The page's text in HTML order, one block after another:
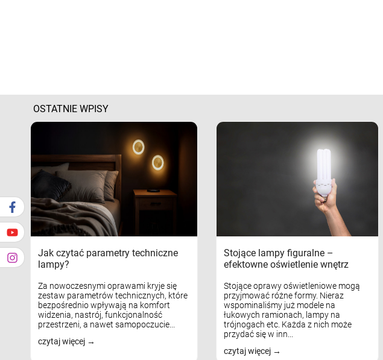
OSTATNIE WPISY
Jak czytać parametry techniczne
lampy?
Za nowoczesnymi oprawami kryje się
zestaw parametrów technicznych, które
bezpośrednio wpływają na komfort
widzenia, nastrój, funkcjonalność
przestrzeni, a nawet samopoczucie...
czytaj więcej
Stojące lampy figuralne –
efektowne oświetlenie wnętrz
Stojące oprawy oświetleniowe mogą
przyjmować różne formy. Nieraz
wspominaliśmy już modele na
łukowych ramionach, lampy na
trójnogach etc. Każda z nich może
przydać się w inn...
czytaj więcej